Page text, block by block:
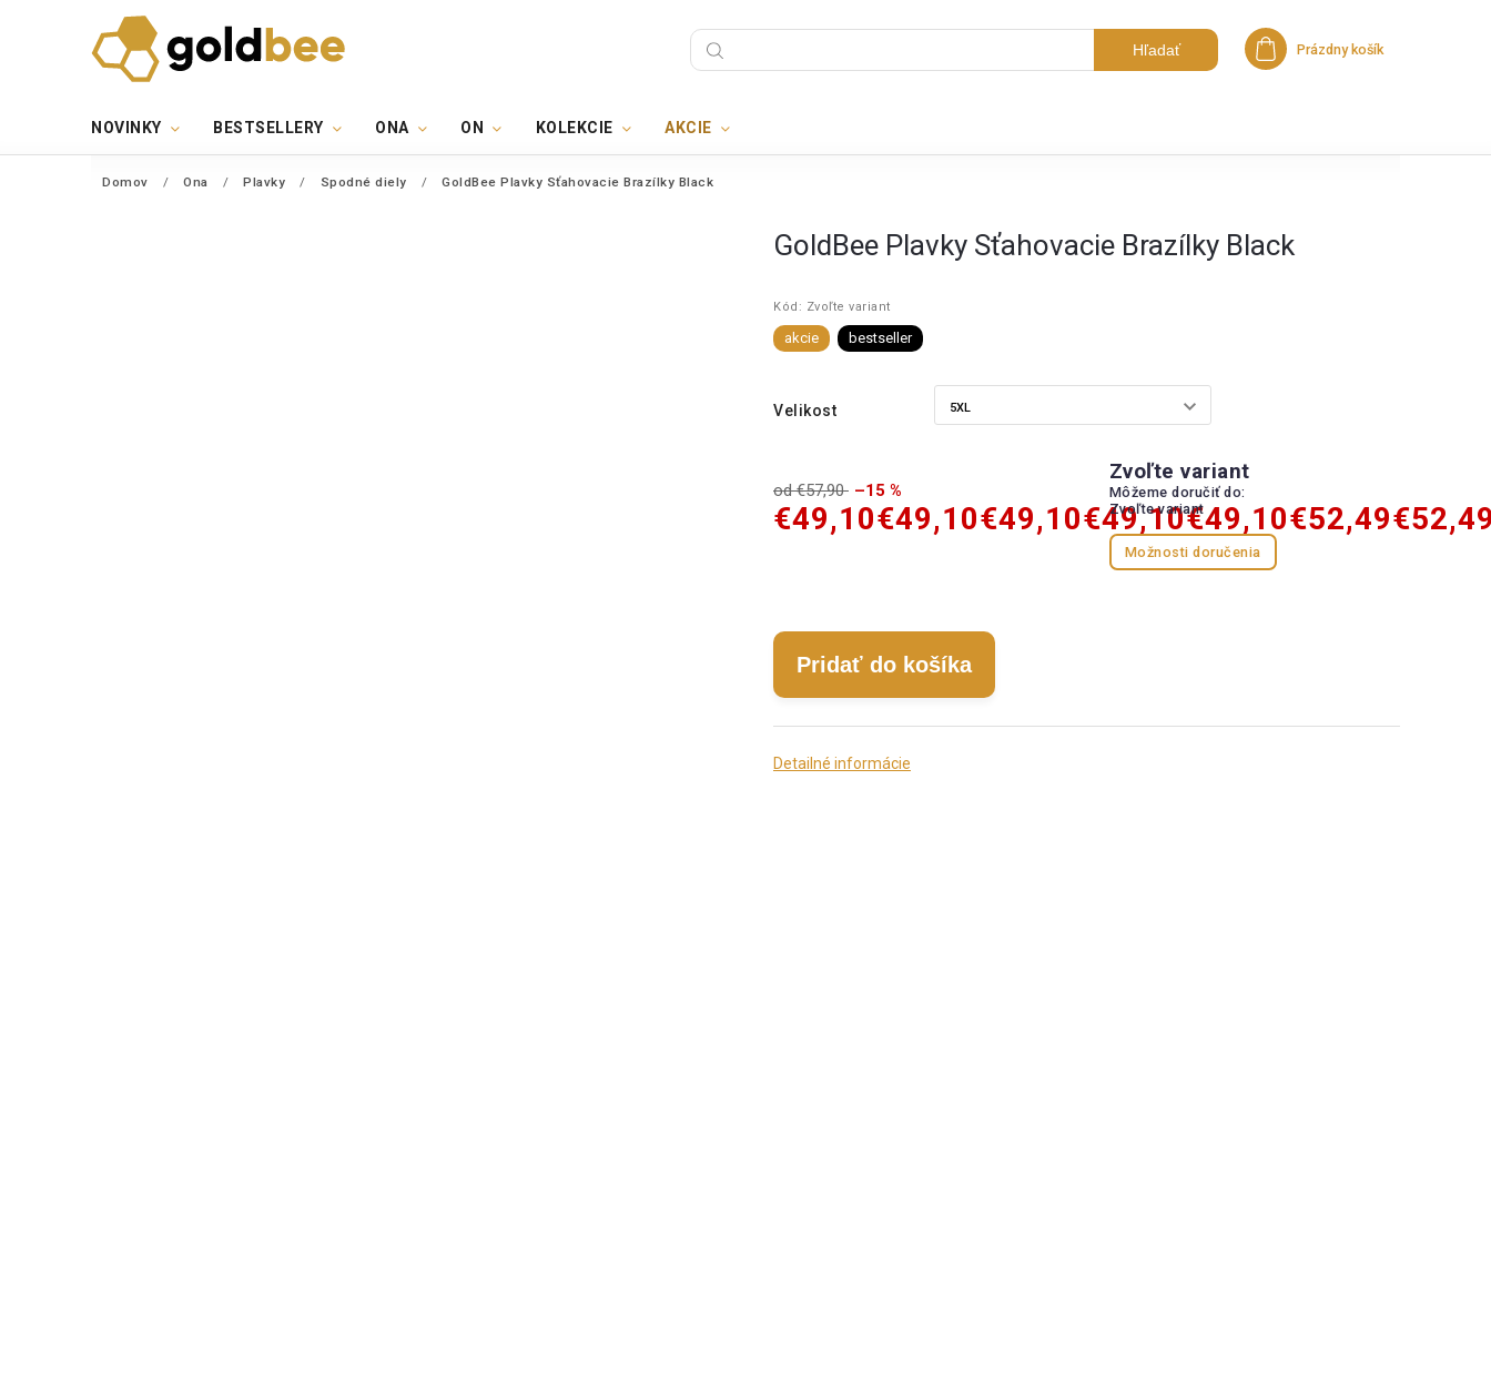
Hľadať Nákupný košík
Prázdny košík
NOVINKY BESTSELLERY ONA ON KOLEKCIE AKCIE
Domov / Ona / Plavky / Spodné diely / GoldBee Plavky Sťahovacie Brazílky Black
GoldBee Plavky Sťahovacie Brazílky Black
Kód: Zvoľte variant
akcie bestseller
Velikost
od €57,90 –15 %
€49,10€49,10€49,10€49,10€49,10€52,49
Zvoľte variant
Môžeme doručiť do:
Zvoľte variant
Možnosti doručenia
Pridať do košíka
Detailné informácie